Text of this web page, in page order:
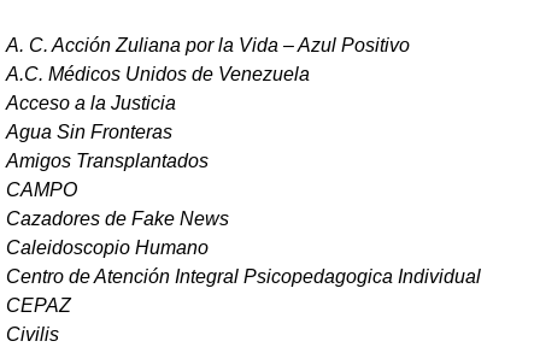
A. C. Acción Zuliana por la Vida – Azul Positivo
A.C. Médicos Unidos de Venezuela
Acceso a la Justicia
Agua Sin Fronteras
Amigos Transplantados
CAMPO
Cazadores de Fake News
Caleidoscopio Humano
Centro de Atención Integral Psicopedagogica Individual
CEPAZ
Civilis